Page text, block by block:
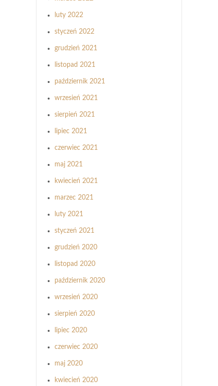
luty 2022
styczeń 2022
grudzień 2021
listopad 2021
październik 2021
wrzesień 2021
sierpień 2021
lipiec 2021
czerwiec 2021
maj 2021
kwiecień 2021
marzec 2021
luty 2021
styczeń 2021
grudzień 2020
listopad 2020
październik 2020
wrzesień 2020
sierpień 2020
lipiec 2020
czerwiec 2020
maj 2020
kwiecień 2020